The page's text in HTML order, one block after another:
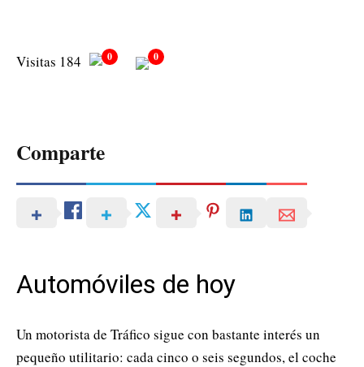
Visitas 184 0 0
Comparte
Automóviles de hoy
Un motorista de Tráfico sigue con bastante interés un
pequeño utilitario: cada cinco o seis segundos, el coche